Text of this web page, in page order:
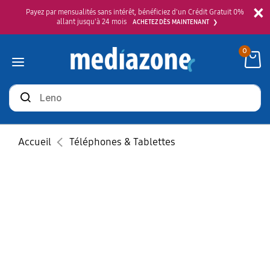
×
Payez par mensualités sans intérêt, bénéficiez d'un Crédit Gratuit 0%
allant jusqu'à 24 mois
ACHETEZ DÈS MAINTENANT
Rechercher
des
produits
0
Accueil Téléphones & Tablettes